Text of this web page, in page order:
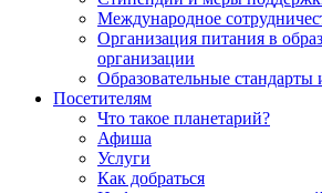
Международное
Организация питания в
организации
Образовательные стандарты
Посетителям
Что такое планетарий?
Афиша
Услуги
Как добраться